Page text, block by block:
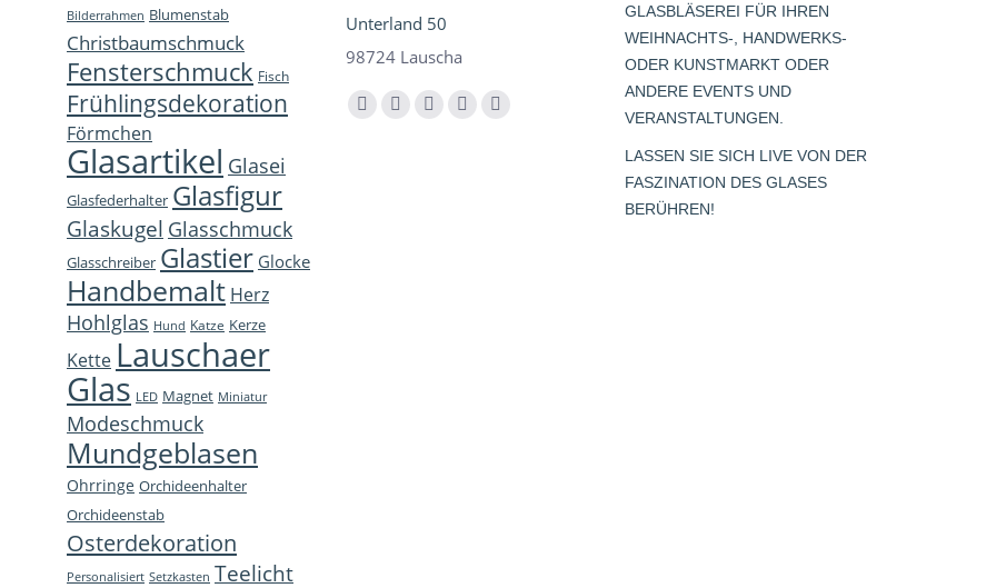
Bilderrahmen Blumenstab
Christbaumschmuck
Fensterschmuck Fisch
Frühlingsdekoration
Förmchen
Glasartikel Glasei
Glasfederhalter Glasfigur
Glaskugel Glasschmuck
Glasschreiber Glastier Glocke
Handbemalt Herz
Hohlglas Hund Katze Kerze
Kette Lauschaer
Glas LED Magnet Miniatur
Modeschmuck
Mundgeblasen
Ohrringe Orchideenhalter
Orchideenstab
Osterdekoration
Personalisiert Setzkasten Teelicht
Unterland 50
98724 Lauscha
Finden Sie uns auf:
Facebook
YouTubeInstagram
E-
Whatsapp
GLASBLÄSEREI FÜR IHREN
WEIHNACHTS-, HANDWERKS-
ODER KUNSTMARKT ODER
ANDERE EVENTS UND
VERANSTALTUNGEN.
LASSEN SIE SICH LIVE VON DER
FASZINATION DES GLASES
BERÜHREN!